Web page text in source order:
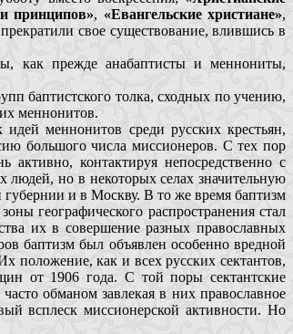
принципов», «Евангельские христиане»,
свое существование, влившись в
как прежде анабаптисты и меннониты,
баптистского толка, сходных по учению,
меннонитов.
меннонитов среди русских крестьян,
большого числа миссионеров. С тех пор
активно, контактируя непосредственно с
людей, но в некоторых селах значительную
и в Москву. В то же время баптизм
географического распространения стал
их в совершение разных православных
баптизм был объявлен особенно вредной
положение, как и всех русских сектантов,
от 1906 года. С той поры сектантские
обманом завлекая в них православное
всплеск миссионерской активности. Но